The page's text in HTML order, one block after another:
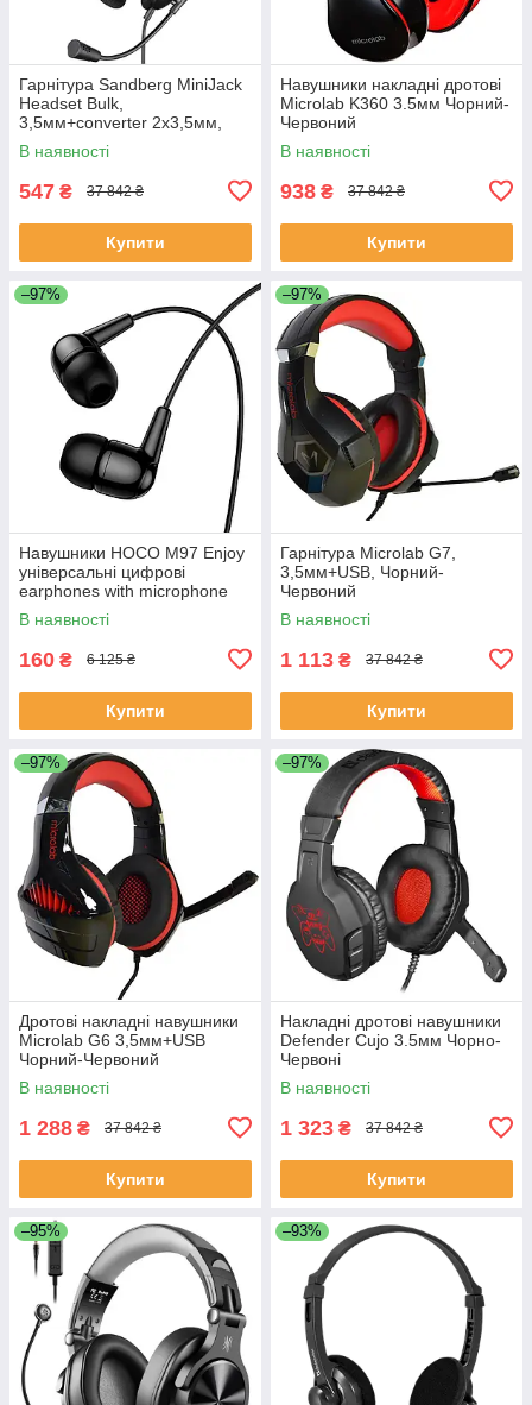
Гарнітура Sandberg MiniJack
Headset Bulk,
3,5мм+converter 2х3,5мм,
Чорний
В наявності
547 ₴ 37 842 ₴
Купити
Навушники накладні дротові
Microlab K360 3.5мм Чорний-
Червоний
В наявності
938 ₴ 37 842 ₴
Купити
–97%
Навушники HOCO M97 Enjoy
універсальні цифрові
earphones with microphone
Type-C |1.2M, чорний
В наявності
160 ₴ 6 125 ₴
Купити
–97%
Гарнітура Microlab G7,
3,5мм+USB, Чорний-
Червоний
В наявності
1 113 ₴ 37 842 ₴
Купити
–97%
Дротові накладні навушники
Microlab G6 3,5мм+USB
Чорний-Червоний
В наявності
1 288 ₴ 37 842 ₴
Купити
–97%
Накладні дротові навушники
Defender Cujo 3.5мм Чорно-
Червоні
В наявності
1 323 ₴ 37 842 ₴
Купити
–95% –93%